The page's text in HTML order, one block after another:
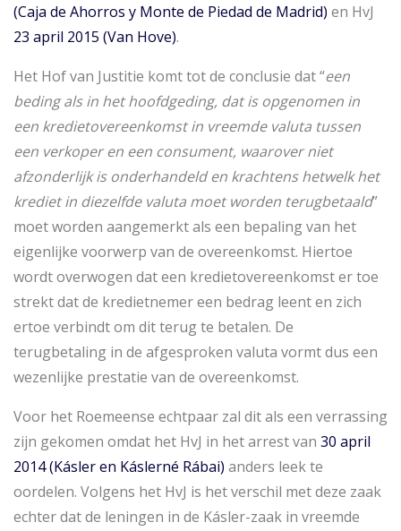
(Caja de Ahorros y Monte de Piedad de Madrid) en HvJ
23 april 2015 (Van Hove).
Het Hof van Justitie komt tot de conclusie dat “een
beding als in het hoofdgeding, dat is opgenomen in
een kredietovereenkomst in vreemde valuta tussen
een verkoper en een consument, waarover niet
afzonderlijk is onderhandeld en krachtens hetwelk het
krediet in diezelfde valuta moet worden terugbetaald”
moet worden aangemerkt als een bepaling van het
eigenlijke voorwerp van de overeenkomst. Hiertoe
wordt overwogen dat een kredietovereenkomst er toe
strekt dat de kredietnemer een bedrag leent en zich
ertoe verbindt om dit terug te betalen. De
terugbetaling in de afgesproken valuta vormt dus een
wezenlijke prestatie van de overeenkomst.
Voor het Roemeense echtpaar zal dit als een verrassing
zijn gekomen omdat het HvJ in het arrest van 30 april
2014 (Kásler en Káslerné Rábai) anders leek te
oordelen. Volgens het HvJ is het verschil met deze zaak
echter dat de leningen in de Kásler-zaak in vreemde